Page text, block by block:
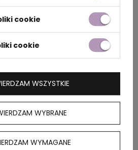
0.43x0.43x0.39
1
8.600
cookie
cookie
WYBRANE
WYMAGANE
WSZYSTKIE